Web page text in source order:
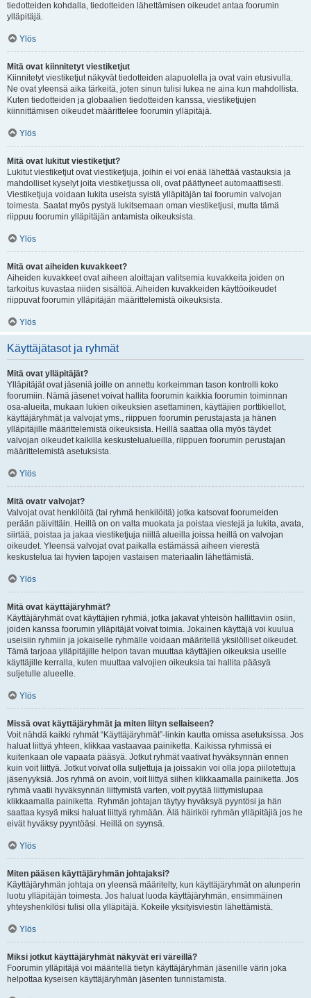
tiedotteiden kohdalla, tiedotteiden lähettämisen oikeudet antaa foorumin
ylläpitäjä.
Ylös
Mitä ovat kiinnitetyt viestiketjut
Kiinnitetyt viestiketjut näkyvät tiedotteiden alapuolella ja ovat vain etusivulla.
Ne ovat yleensä aika tärkeitä, joten sinun tulisi lukea ne aina kun mahdollista.
Kuten tiedotteiden ja globaalien tiedotteiden kanssa, viestiketjujen
kiinnittämisen oikeudet määrittelee foorumin ylläpitäjä.
Ylös
Mitä ovat lukitut viestiketjut?
Lukitut viestiketjut ovat viestiketjuja, joihin ei voi enää lähettää vastauksia ja
mahdolliset kyselyt joita viestiketjussa oli, ovat päättyneet automaattisesti.
Viestiketjuja voidaan lukita useista syistä ylläpitäjän tai foorumin valvojan
toimesta. Saatat myös pystyä lukitsemaan oman viestiketjusi, mutta tämä
riippuu foorumin ylläpitäjän antamista oikeuksista.
Ylös
Mitä ovat aiheiden kuvakkeet?
Aiheiden kuvakkeet ovat aiheen aloittajan valitsemia kuvakkeita joiden on
tarkoitus kuvastaa niiden sisältöä. Aiheiden kuvakkeiden käyttöoikeudet
riippuvat foorumin ylläpitäjän määrittelemistä oikeuksista.
Ylös
Käyttäjätasot ja ryhmät
Mitä ovat ylläpitäjät?
Ylläpitäjät ovat jäseniä joille on annettu korkeimman tason kontrolli koko
foorumiin. Nämä jäsenet voivat hallita foorumin kaikkia foorumin toiminnan
osa-alueita, mukaan lukien oikeuksien asettaminen, käyttäjien porttikiellot,
käyttäjäryhmät ja valvojat yms., riippuen foorumin perustajasta ja hänen
ylläpitäjille määrittelemistä oikeuksista. Heillä saattaa olla myös täydet
valvojan oikeudet kaikilla keskustelualueilla, riippuen foorumin perustajan
määrittelemistä asetuksista.
Ylös
Mitä ovatr valvojat?
Valvojat ovat henkilöitä (tai ryhmä henkilöitä) jotka katsovat foorumeiden
perään päivittäin. Heillä on on valta muokata ja poistaa viestejä ja lukita, avata,
siirtää, poistaa ja jakaa viestiketjuja niillä alueilla joissa heillä on valvojan
oikeudet. Yleensä valvojat ovat paikalla estämässä aiheen vierestä
keskustelua tai hyvien tapojen vastaisen materiaalin lähettämistä.
Ylös
Mitä ovat käyttäjäryhmät?
Käyttäjäryhmät ovat käyttäjien ryhmiä, jotka jakavat yhteisön hallittaviin osiin,
joiden kanssa foorumin ylläpitäjät voivat toimia. Jokainen käyttäjä voi kuulua
useisiin ryhmiin ja jokaiselle ryhmälle voidaan määritellä yksilölliset oikeudet.
Tämä tarjoaa ylläpitäjille helpon tavan muuttaa käyttäjien oikeuksia useille
käyttäjille kerralla, kuten muuttaa valvojien oikeuksia tai hallita pääsyä
suljetulle alueelle.
Ylös
Missä ovat käyttäjäryhmät ja miten liityn sellaiseen?
Voit nähdä kaikki ryhmät “Käyttäjäryhmät”-linkin kautta omissa asetuksissa. Jos
haluat liittyä yhteen, klikkaa vastaavaa painiketta. Kaikissa ryhmissä ei
kuitenkaan ole vapaata pääsyä. Jotkut ryhmät vaativat hyväksynnän ennen
kuin voit liittyä. Jotkut voivat olla suljettuja ja joissakin voi olla jopa piilotettuja
jäsenyyksiä. Jos ryhmä on avoin, voit liittyä siihen klikkaamalla painiketta. Jos
ryhmä vaatii hyväksynnän liittymistä varten, voit pyytää liittymislupaa
klikkaamalla painiketta. Ryhmän johtajan täytyy hyväksyä pyyntösi ja hän
saattaa kysyä miksi haluat liittyä ryhmään. Älä häiriköi ryhmän ylläpitäjiä jos he
eivät hyväksy pyyntöäsi. Heillä on syynsä.
Ylös
Miten pääsen käyttäjäryhmän johtajaksi?
Käyttäjäryhmän johtaja on yleensä määritelty, kun käyttäjäryhmät on alunperin
luotu ylläpitäjän toimesta. Jos haluat luoda käyttäjäryhmän, ensimmäinen
yhteyshenkilösi tulisi olla ylläpitäjä. Kokeile yksityisviestin lähettämistä.
Ylös
Miksi jotkut käyttäjäryhmät näkyvät eri väreillä?
Foorumin ylläpitäjä voi määritellä tietyn käyttäjäryhmän jäsenille värin joka
helpottaa kyseisen käyttäjäryhmän jäsenten tunnistamista.